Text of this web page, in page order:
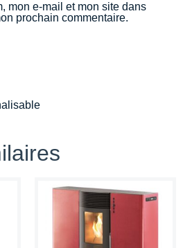
mon e-mail et mon site dans
prochain commentaire.